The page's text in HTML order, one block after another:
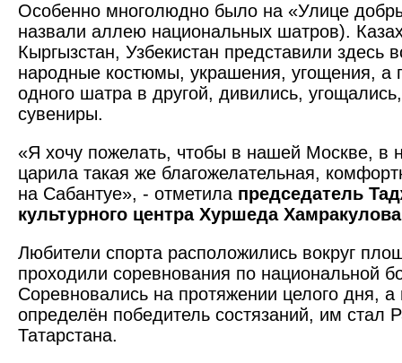
Особенно многолюдно было на «Улице
назвали аллею национальных шатров).
Кыргызстан, Узбекистан представили здесь
народные костюмы, украшения, угощения, а
одного шатра в другой, дивились,
сувениры.
«Я хочу пожелать, чтобы в нашей Москве, в
царила такая же благожелательная,
на Сабантуе», - отметила председатель
культурного центра Хуршеда Хамракулова
Любители спорта расположились вокруг
проходили соревнования по национальной
Соревновались на протяжении целого дня,
определён победитель состязаний, им стал
Татарстана.